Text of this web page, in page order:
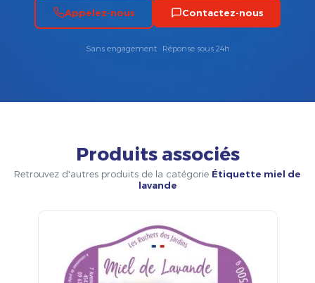
Appelez-nous Contactez-nous
Sans engagement · Réponse sous 24h
Produits associés
Retrouvez d'autres produits de la catégorie Étiquette miel de
lavande